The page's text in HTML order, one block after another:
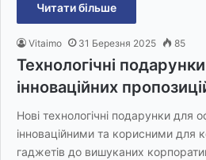
Читати більше
Vitaimo 31 Березня 2025 85
Технологічні
інноваційних
Нові технологічні подарунки для
інноваційними та корисними для
гаджетів до вишуканих